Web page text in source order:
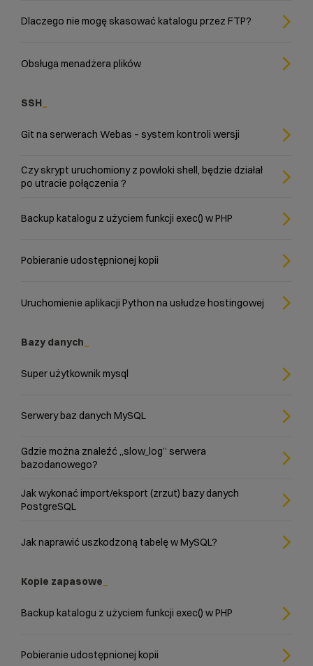
Dlaczego nie mogę skasować katalogu przez FTP?
Obsługa menadżera plików
SSH
Git na serwerach Webas – system kontroli wersji
Czy skrypt uruchomiony z powłoki shell, będzie działał
po utracie połączenia ?
Backup katalogu z użyciem funkcji exec() w PHP
Pobieranie udostępnionej kopii
Uruchomienie aplikacji Python na usłudze hostingowej
Bazy danych
Super użytkownik mysql
Serwery baz danych MySQL
Gdzie można znaleźć „slow_log” serwera
bazodanowego?
Jak wykonać import/eksport (zrzut) bazy danych
PostgreSQL
Jak naprawić uszkodzoną tabelę w MySQL?
Kopie zapasowe
Backup katalogu z użyciem funkcji exec() w PHP
Pobieranie udostępnionej kopii